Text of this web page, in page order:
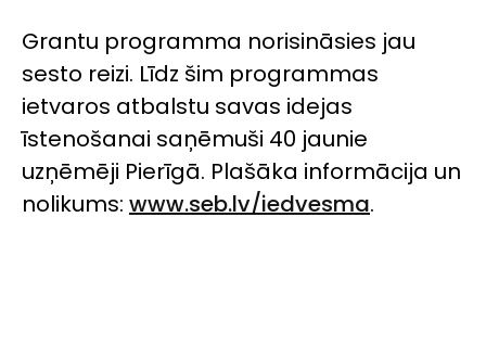
Grantu programma norisināsies jau
sesto reizi. Līdz šim programmas
ietvaros atbalstu savas idejas
īstenošanai saņēmuši 40 jaunie
uzņēmēji Pierīgā. Plašāka informācija un
nolikums: www.seb.lv/iedvesma.